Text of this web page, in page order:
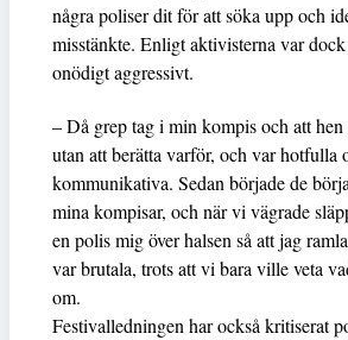
några poliser dit för att söka upp och
misstänkte. Enligt aktivisterna var
onödigt aggressivt.
– Då grep tag i min kompis och att
utan att berätta varför, och var hotfulla
kommunikativa. Sedan började de
mina kompisar, och när vi vägrade
en polis mig över halsen så att jag
var brutala, trots att vi bara ville veta
om.
Festivalledningen har också kritiserat